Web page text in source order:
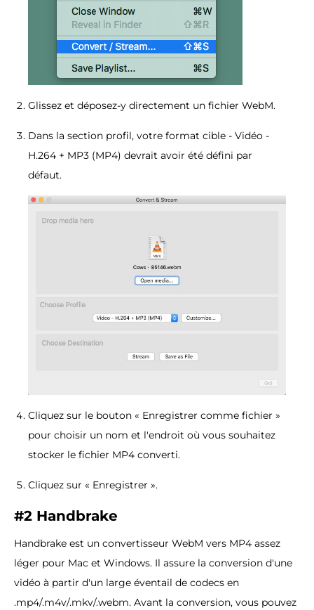
Glissez et déposez-y directement un fichier WebM.
Dans la section profil, votre format cible - Vidéo -
H.264 + MP3 (MP4) devrait avoir été défini par
défaut.
Cliquez sur le bouton « Enregistrer comme fichier »
pour choisir un nom et l'endroit où vous souhaitez
stocker le fichier MP4 converti.
Cliquez sur « Enregistrer ».
#2 Handbrake
Handbrake est un convertisseur WebM vers MP4 assez
léger pour Mac et Windows. Il assure la conversion d'une
vidéo à partir d'un large éventail de codecs en
.mp4/.m4v/.mkv/.webm. Avant la conversion, vous pouvez